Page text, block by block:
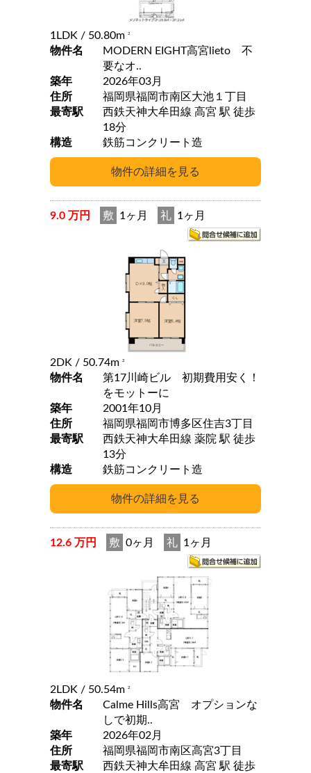
1LDK / 50.80m 2
物件名
MODERN EIGHT高宮lieto 不
要なオ..
築年
2026年03月
住所
福岡県福岡市南区大池１丁目
最寄駅
西鉄天神大牟田線 高宮 駅 徒歩
18分
構造
鉄筋コンクリート造
9.0 万円 敷 1ヶ月 礼 1ヶ月
2DK / 50.74m 2
物件名
第17川崎ビル 初期費用安く！
をモットーに
築年
2001年10月
住所
福岡県福岡市博多区住吉3丁目
最寄駅
西鉄天神大牟田線 薬院 駅 徒歩
13分
構造
鉄筋コンクリート造
12.6 万円 敷 0ヶ月 礼 1ヶ月
2LDK / 50.54m 2
物件名
Calme Hills高宮 オプションな
しで初期..
築年
2026年02月
住所
福岡県福岡市南区高宮3丁目
最寄駅
西鉄天神大牟田線 高宮 駅 徒歩